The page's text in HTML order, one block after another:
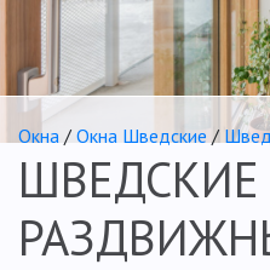
Окна / Окна Шведские /
ШВЕДСКИЕ